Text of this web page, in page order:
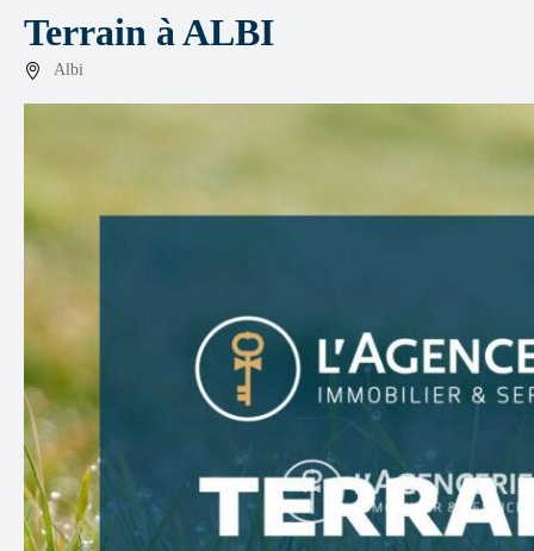
Terrain à ALBI
Albi